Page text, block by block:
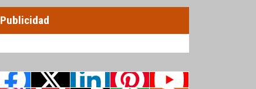
Publicidad